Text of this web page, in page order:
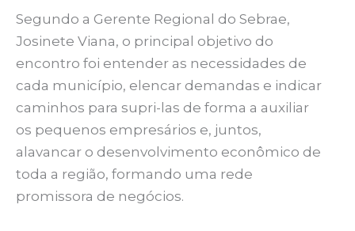
Segundo a Gerente Regional do Sebrae,
Josinete Viana, o principal objetivo do
encontro foi entender as necessidades de
cada município, elencar demandas e indicar
caminhos para supri-las de forma a auxiliar
os pequenos empresários e, juntos,
alavancar o desenvolvimento econômico de
toda a região, formando uma rede
promissora de negócios.